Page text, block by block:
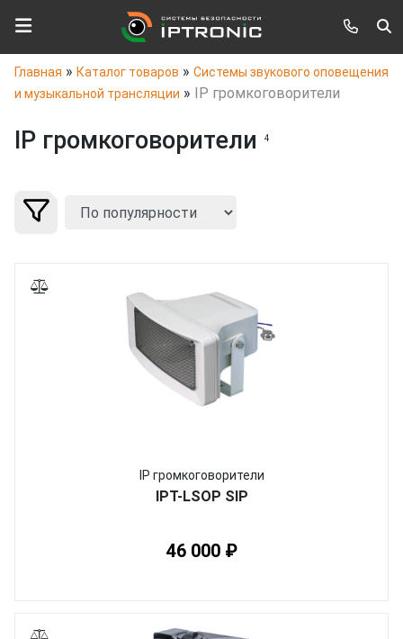
Главная » Каталог товаров » Системы звукового оповещения
и музыкальной трансляции » IP громкоговорители
IP громкоговорители 4
IP громкоговорители
IPT-LSOP SIP
46 000 ₽